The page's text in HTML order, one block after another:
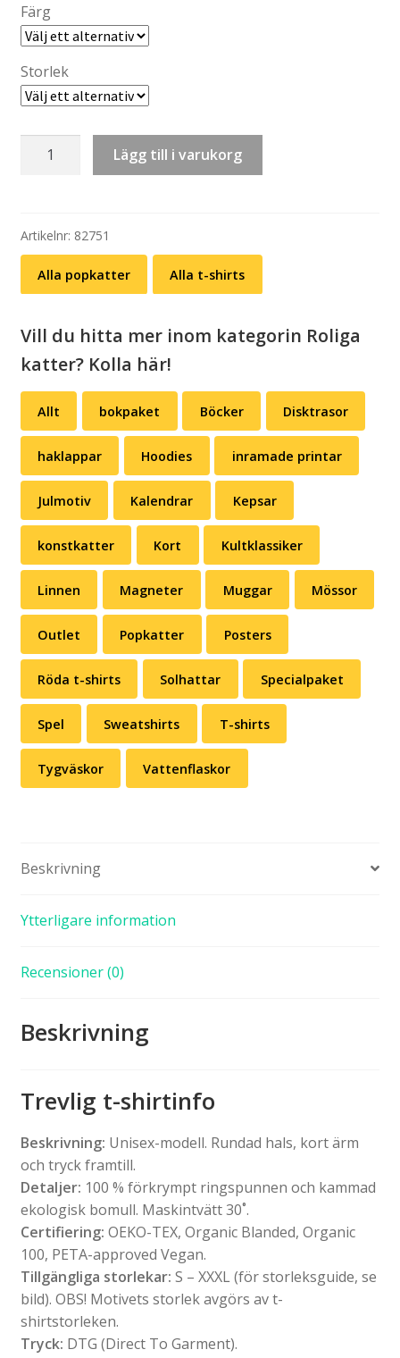
Färg
Storlek
ET
(svart
eller
Lägg till i varukorg
Artikelnr: 82751
Alla popkatter Alla t-shirts
Vill du hitta mer inom kategorin Roliga
katter? Kolla här!
Allt bokpaket Böcker Disktrasor
haklappar Hoodies inramade printar
Julmotiv Kalendrar Kepsar
konstkatter Kort Kultklassiker
Linnen Magneter Muggar Mössor
Outlet Popkatter Posters
Röda t-shirts Solhattar Specialpaket
Spel Sweatshirts T-shirts
Tygväskor Vattenflaskor
Beskrivning
Ytterligare information
Recensioner (0)
Beskrivning
Trevlig t-shirtinfo
Beskrivning: Unisex-modell. Rundad hals, kort ärm
och tryck framtill.
Detaljer: 100 % förkrympt ringspunnen och kammad
ekologisk bomull. Maskintvätt 30˚.
Certifiering: OEKO-TEX, Organic Blanded, Organic
100, PETA-approved Vegan.
Tillgängliga storlekar: S – XXXL (för storleksguide, se
bild). OBS! Motivets storlek avgörs av t-
shirtstorleken.
Tryck: DTG (Direct To Garment).